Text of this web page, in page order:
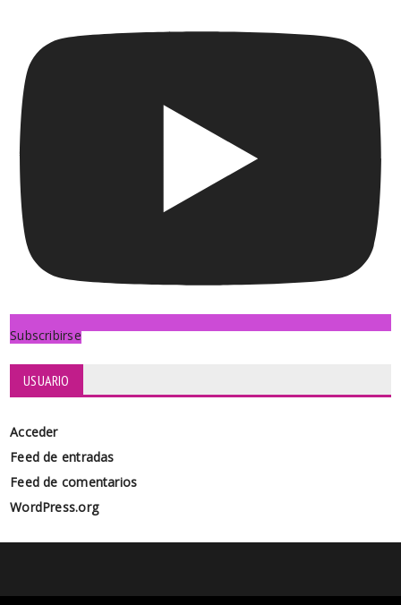
Subscribirse
USUARIO
Acceder
Feed de entradas
Feed de comentarios
WordPress.org